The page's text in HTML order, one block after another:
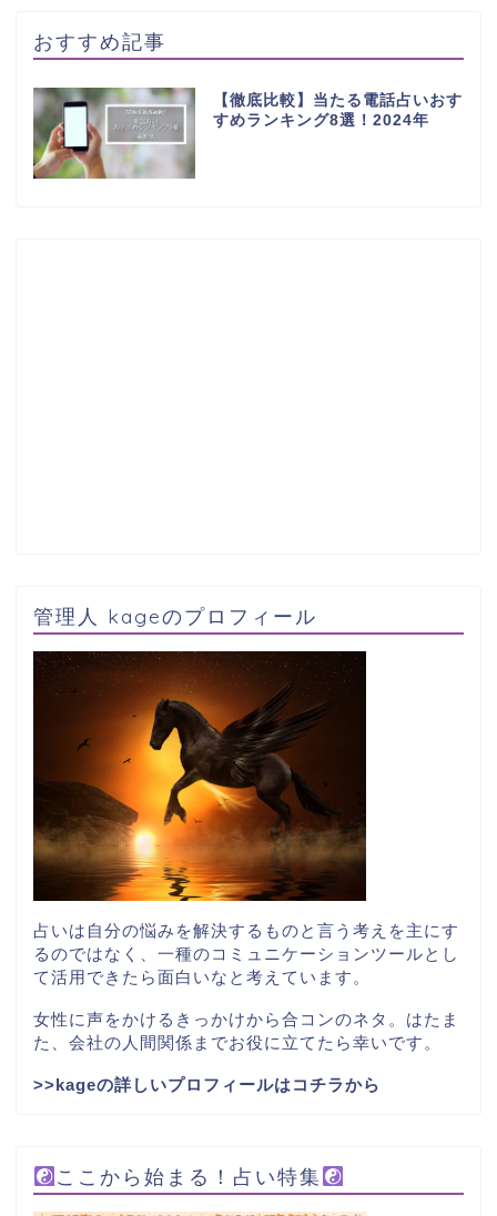
おすすめ記事
【徹底比較】当たる電話占いおす
すめランキング8選！2024年
管理人 kageのプロフィール
占いは自分の悩みを解決するものと言う考えを主にす
るのではなく、一種のコミュニケーションツールとし
て活用できたら面白いなと考えています。
女性に声をかけるきっかけから合コンのネタ。はたま
た、会社の人間関係までお役に立てたら幸いです。
>>kageの詳しいプロフィールはコチラから
ここから始まる！占い特集